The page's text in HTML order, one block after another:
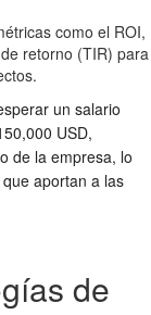
como el ROI,
retorno (TIR) para
un salario
USD,
de la empresa, lo
aportan a las
de